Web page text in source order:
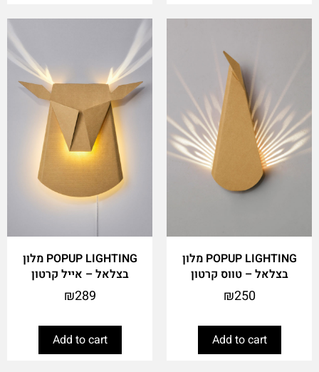
POPUP LIGHTING מלון
בצלאל – טווס קרטון
₪250
Add to cart
POPUP LIGHTING מלון
בצלאל – אייל קרטון
₪289
Add to cart